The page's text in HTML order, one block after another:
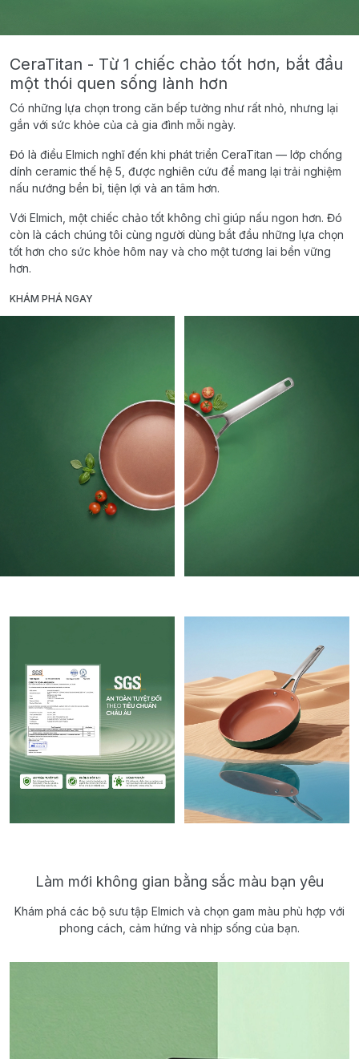
CeraTitan - Từ 1 chiếc chảo tốt hơn, bắt đầu
một thói quen sống lành hơn
Có những lựa chọn trong căn bếp tưởng như rất nhỏ, nhưng lại
gắn với sức khỏe của cả gia đình mỗi ngày.
Đó là điều Elmich nghĩ đến khi phát triển CeraTitan — lớp chống
dính ceramic thế hệ 5, được nghiên cứu để mang lại trải nghiệm
nấu nướng bền bỉ, tiện lợi và an tâm hơn.
Với Elmich, một chiếc chảo tốt không chỉ giúp nấu ngon hơn. Đó
còn là cách chúng tôi cùng người dùng bắt đầu những lựa chọn
tốt hơn cho sức khỏe hôm nay và cho một tương lai bền vững
hơn.
KHÁM PHÁ NGAY
Làm mới không gian bằng sắc màu bạn yêu
Khám phá các bộ sưu tập Elmich và chọn gam màu phù hợp với
phong cách, cảm hứng và nhịp sống của bạn.